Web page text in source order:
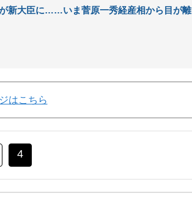
新大臣に……いま菅原一秀経産相から目が離
はこちら
4